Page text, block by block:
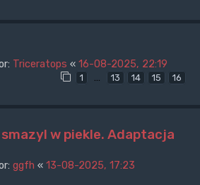
Triceratops « 16-08-2025, 22:19
1 … 13 14 15 16
w piekle. Adaptacja
ggfh « 13-08-2025, 17:23